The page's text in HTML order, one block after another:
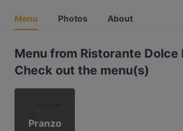
Menu Photos About
Menu from Ristorante Dolce
Check out the menu(s)
Pranzo